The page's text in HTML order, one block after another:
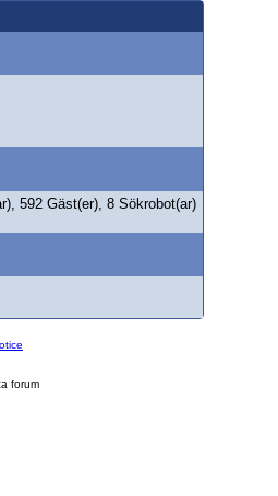
592 Gäst(er), 8 Sökrobot(ar)
forum